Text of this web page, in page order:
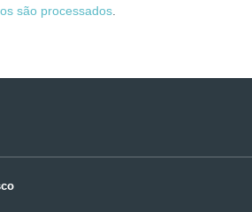
são processados